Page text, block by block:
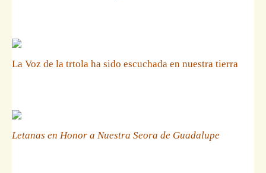
La Voz de la trtola ha sido escuchada en nuestra tierra
Letanas en Honor a Nuestra Seora de Guadalupe